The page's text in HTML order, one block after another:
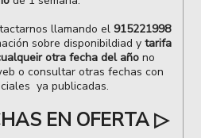
llamando el 915221998
sobre disponibildiad ytarifa
otra fecha del añono
o consultar otras fechas con
ya publicadas.
EN OFERTA ▷